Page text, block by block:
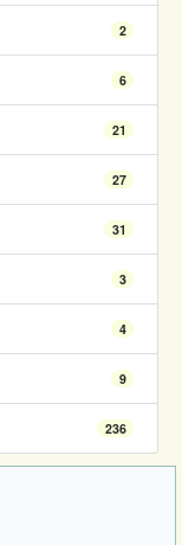
2
6
21
27
31
3
4
9
236